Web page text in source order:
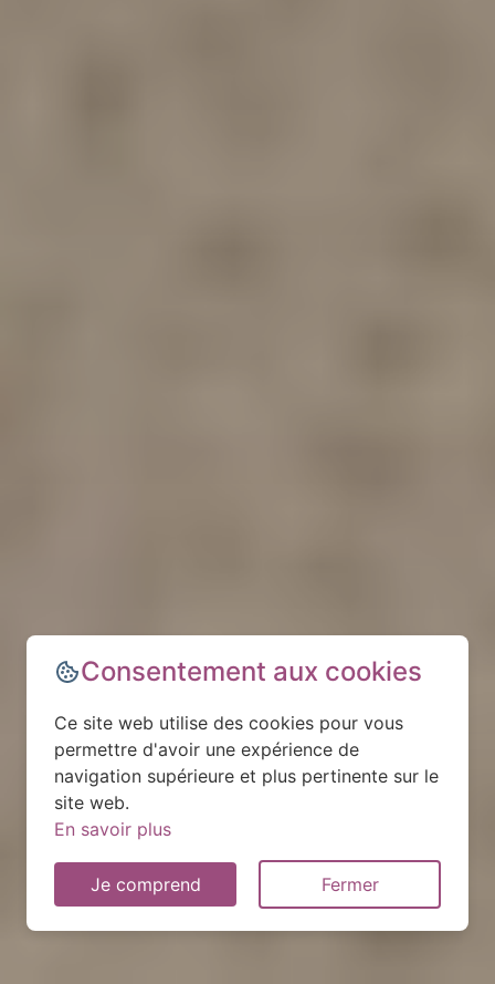
Consentement aux cookies
Ce site web utilise des cookies pour vous
permettre d'avoir une expérience de
navigation supérieure et plus pertinente sur le
site web.
En savoir plus
Je comprend Fermer